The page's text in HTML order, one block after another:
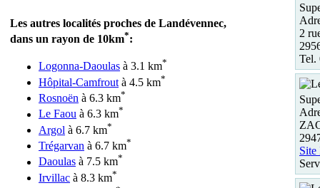
Les autres localités proches de Landévennec,
dans un rayon de 10km*:
Logonna-Daoulas à 3.1 km*
Hôpital-Camfrout à 4.5 km*
Rosnoën à 6.3 km*
Le Faou à 6.3 km*
Argol à 6.7 km*
Trégarvan à 6.7 km*
Daoulas à 7.5 km*
Irvillac à 8.3 km*
2
Tel.
Site